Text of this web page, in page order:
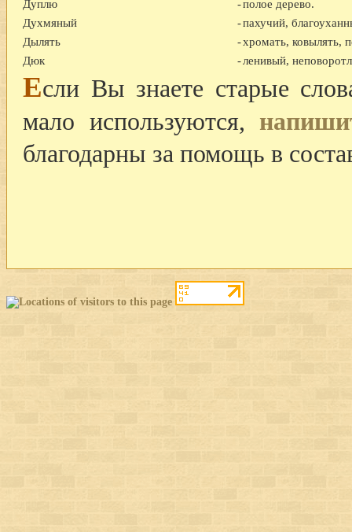
Дуплю
-полое дерево.
Духмяный
-пахучий,
Дылять
-хромать, ковылять,
Дюк
-ленивый,
Если Вы знаете старые
мало используются,
благодарны за помощь в